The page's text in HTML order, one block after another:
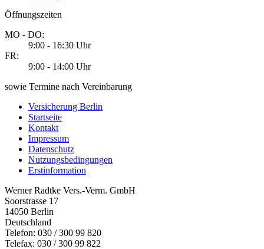
Öffnungszeiten
MO - DO:
9:00 - 16:30 Uhr
FR:
9:00 - 14:00 Uhr
sowie Termine nach Vereinbarung
Versicherung Berlin
Startseite
Kontakt
Impressum
Datenschutz
Nutzungsbedingungen
Erstinformation
Werner Radtke Vers.-Verm. GmbH
Soorstrasse 17
14050 Berlin
Deutschland
Telefon: 030 / 300 99 820
Telefax: 030 / 300 99 822